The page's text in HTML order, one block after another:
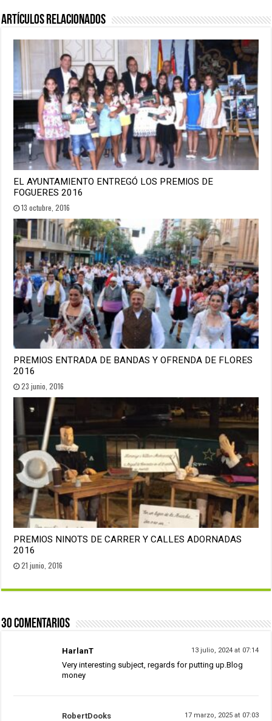
Artículos relacionados
EL AYUNTAMIENTO ENTREGÓ LOS PREMIOS DE
FOGUERES 2016
13 octubre, 2016
PREMIOS ENTRADA DE BANDAS Y OFRENDA DE FLORES
2016
23 junio, 2016
PREMIOS NINOTS DE CARRER Y CALLES ADORNADAS
2016
21 junio, 2016
30 Comentarios
HarlanT 13 julio, 2024 at 07:14
Very interesting subject, regards for putting up.Blog
money
RobertDooks 17 marzo, 2025 at 07:03